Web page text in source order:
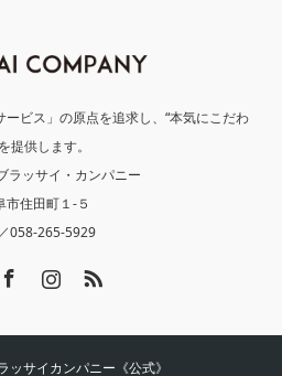
ビス」の原点を追求し、“本気にこだわ
提供します。
ッサイ・カンパニー
市住田町１-５
058-265-5929
ッサイカンパニー《公式》